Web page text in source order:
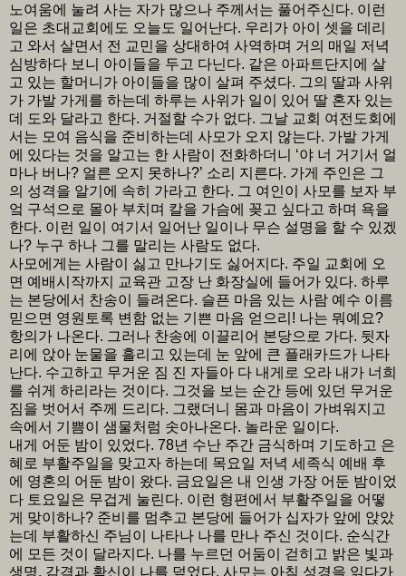
노여움에 눌려 사는 자가 많으나 주께서는 풀어주신다. 이런
일은 초대교회에도 오늘도 일어난다. 우리가 아이 셋을 데리
고 와서 살면서 전 교민을 상대하여 사역하며 거의 매일 저녁
심방하다 보니 아이들을 두고 다닌다. 같은 아파트단지에 살
고 있는 할머니가 아이들을 많이 살펴 주셨다. 그의 딸과 사위
가 가발 가게를 하는데 하루는 사위가 일이 있어 딸 혼자 있는
데 도와 달라고 한다. 거절할 수가 없다. 그날 교회 여전도회에
서는 모여 음식을 준비하는데 사모가 오지 않는다. 가발 가게
에 있다는 것을 알고는 한 사람이 전화하더니 ‘야 너 거기서 얼
마나 버나? 얼른 오지 못하나?’ 소리 지른다. 가게 주인은 그
의 성격을 알기에 속히 가라고 한다. 그 여인이 사모를 보자 부
엌 구석으로 몰아 부치며 칼을 가슴에 꽂고 싶다고 하며 욕을
한다. 이런 일이 여기서 일어난 일이나 무슨 설명을 할 수 있겠
나? 누구 하나 그를 말리는 사람도 없다.
사모에게는 사람이 싫고 만나기도 싫어지다. 주일 교회에 오
면 예배시작까지 교육관 고장 난 화장실에 들어가 있다. 하루
는 본당에서 찬송이 들려온다. 슬픈 마음 있는 사람 예수 이름
믿으면 영원토록 변함 없는 기쁜 마음 얻으리! 나는 뭐예요?
항의가 나온다. 그러나 찬송에 이끌리어 본당으로 가다. 뒷자
리에 앉아 눈물을 흘리고 있는데 눈 앞에 큰 플래카드가 나타
난다. 수고하고 무거운 짐 진 자들아 다 내게로 오라 내가 너희
를 쉬게 하리라는 것이다. 그것을 보는 순간 등에 있던 무거운
짐을 벗어서 주께 드리다. 그랬더니 몸과 마음이 가벼워지고
속에서 기쁨이 샘물처럼 솟아나온다. 놀라운 일이다.
내게 어둔 밤이 있었다. 78년 수난 주간 금식하며 기도하고 은
혜로 부활주일을 맞고자 하는데 목요일 저녁 세족식 예배 후
에 영혼의 어둔 밤이 왔다. 금요일은 내 인생 가장 어둔 밤이었
다 토요일은 무겁게 눌린다. 이런 형편에서 부활주일을 어떻
게 맞이하나? 준비를 멈추고 본당에 들어가 십자가 앞에 앉았
는데 부활하신 주님이 나타나 나를 만나 주신 것이다. 순식간
에 모든 것이 달라지다. 나를 누르던 어둠이 걷히고 밝은 빛과
생명, 감격과 확신이 나를 덮었다. 사모는 아침 성경을 읽다가